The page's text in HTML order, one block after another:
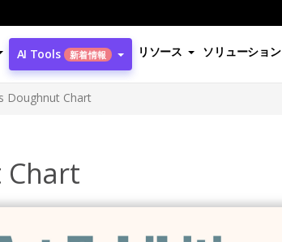
AI Tools 新着情報 リソース ソリューション
Doughnut Chart
Chart